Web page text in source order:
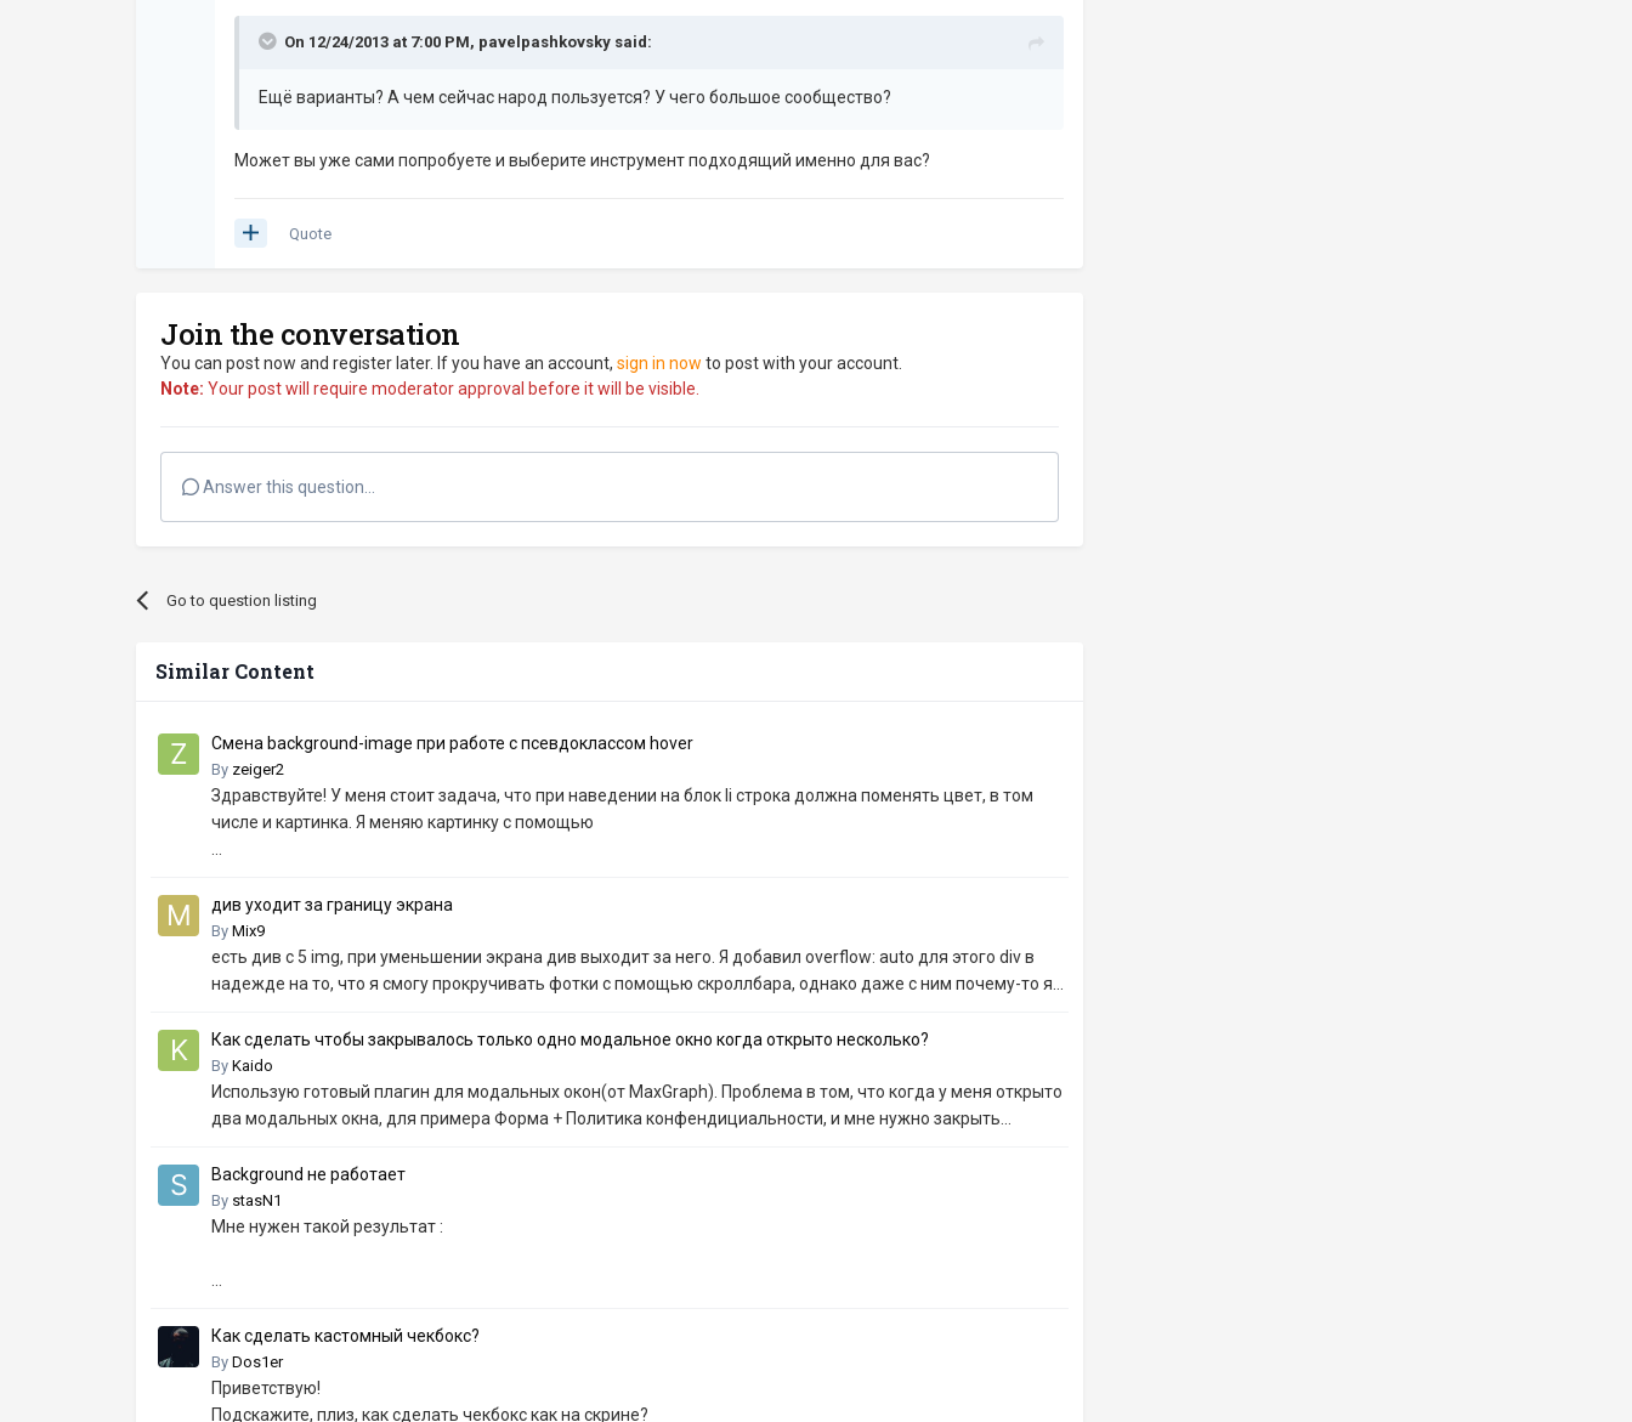
On 12/24/2013 at 7:00 PM, pavelpashkovsky said:
Ещё варианты? А чем сейчас народ пользуется? У чего большое сообщество?
Может вы уже сами попробуете и выберите инструмент подходящий именно для вас?
Quote
Join the conversation
You can post now and register later. If you have an account, sign in now to post with your account.
Note: Your post will require moderator approval before it will be visible.
Answer this question...
Go to question listing
Similar Content
Смена background-image при работе с псевдоклассом hover
By zeiger2
Здравствуйте! У меня стоит задача, что при наведении на блок li строка должна поменять цвет, в том
числе и картинка. Я меняю картинку с помощью
див уходит за границу экрана
By Mix9
есть див с 5 img, при уменьшении экрана див выходит за него. Я добавил overflow: auto для этого div в
надежде на то, что я смогу прокручивать фотки с помощью скроллбара, однако даже с ним почему-то я...
Как сделать чтобы закрывалось только одно модальное окно когда открыто несколько?
By Kaido
Использую готовый плагин для модальных окон(от MaxGraph). Проблема в том, что когда у меня открыто
два модальных окна, для примера Форма + Политика конфендициальности, и мне нужно закрыть...
Background не работает
By stasN1
Мне нужен такой результат :
Как сделать кастомный чекбокс?
By Dos1er
Приветствую!
Подскажите, плиз, как сделать чекбокс как на скрине?